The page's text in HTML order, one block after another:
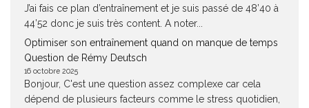
J’ai fais ce plan d’entraînement et je suis passé de 48’40 à
44’52 donc je suis très content. A noter...
Optimiser son entraînement quand on manque de temps
Question de Rémy Deutsch
16 octobre 2025
Bonjour, C'est une question assez complexe car cela
dépend de plusieurs facteurs comme le stress quotidien,